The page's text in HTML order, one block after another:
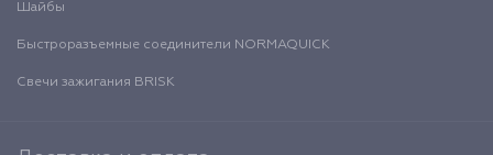
Шайбы
Быстроразъемные соединители NORMAQUICK
Свечи зажигания BRISK